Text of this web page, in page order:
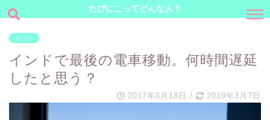
たびにこってどんな人？
インド
インドで最後の電車移動。何時間遅延
したと思う？
2017年6月18日 / 2019年3月7日